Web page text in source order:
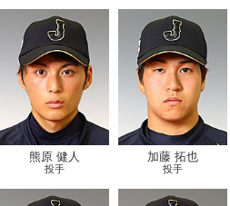
熊原 健人
投手
加藤 拓也
投手